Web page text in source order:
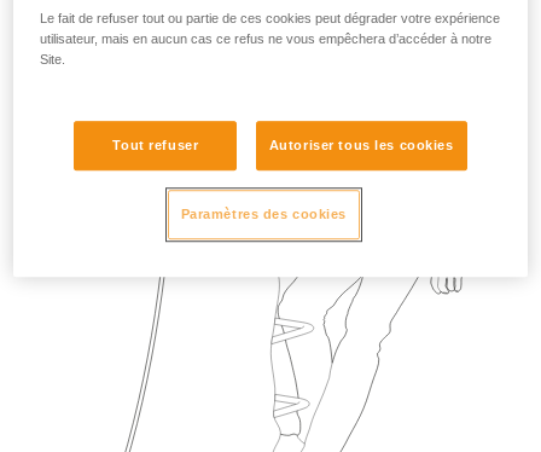
Le fait de refuser tout ou partie de ces cookies peut dégrader votre expérience
utilisateur, mais en aucun cas ce refus ne vous empêchera d’accéder à notre
Site.
Tout refuser Autoriser tous les cookies
Paramètres des cookies